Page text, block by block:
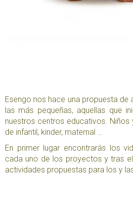
Esengo nos hace una propuesta de
las más pequeñas, aquellas que
nuestros centros educativos. Niños
de infantil, kinder, maternal …
En primer lugar encontrarás los
cada uno de los proyectos y tras
actividades propuestas para los y